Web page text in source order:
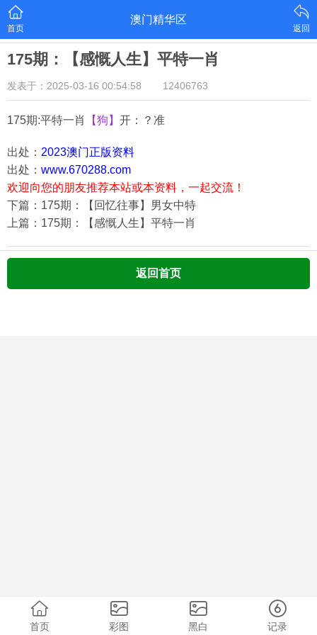
首页
澳门精华区
返回
175期：【感慨人生】平特一肖
发表于：2025-03-16 00:54:58 12406763
175期:平特一肖 【狗】 开：？准
出处： 2023澳门正版资料
出处： www.670288.com
欢迎向您的朋友推荐本站或本资料，一起交流！
下篇：175期：【回忆往事】男女中特
上篇：175期：【感慨人生】平特一肖
返回首页
首页 彩图 黑白 记录